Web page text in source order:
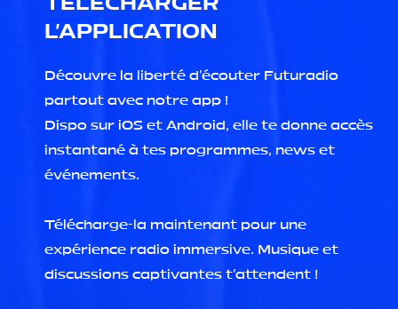
L'APPLICATION
Découvre la liberté d'écouter Futuradio
partout avec notre app !
Dispo sur iOS et Android, elle te donne accès
instantané à tes programmes, news et
événements.
Télécharge-la maintenant pour une
expérience radio immersive. Musique et
discussions captivantes t'attendent !